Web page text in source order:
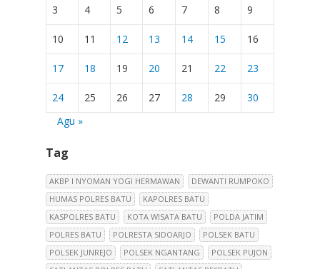
3 4 5 6 7 8 9
10 11 12 13 14 15 16
17 18 19 20 21 22 23
24 25 26 27 28 29
30
Agu »
Tag
AKBP I NYOMAN YOGI HERMAWAN
DEWANTI RUMPOKO
HUMAS POLRES BATU
KAPOLRES BATU
KASPOLRES BATU
KOTA WISATA BATU
POLDA JATIM
POLRES BATU
POLRESTA SIDOARJO
POLSEK BATU
POLSEK JUNREJO
POLSEK NGANTANG
POLSEK PUJON